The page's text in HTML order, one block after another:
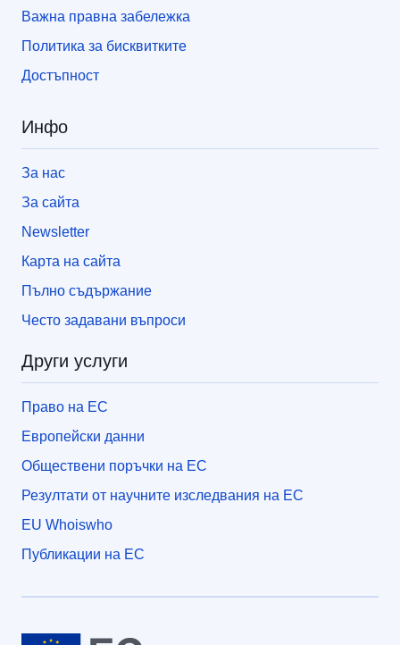
Важна правна забележка
Политика за бисквитките
Достъпност
Инфо
За нас
За сайта
Newsletter
Карта на сайта
Пълно съдържание
Често задавани въпроси
Други услуги
Право на ЕС
Европейски данни
Обществени поръчки на ЕС
Резултати от научните изследвания на ЕС
EU Whoiswho
Публикации на ЕС
Европейски съюз